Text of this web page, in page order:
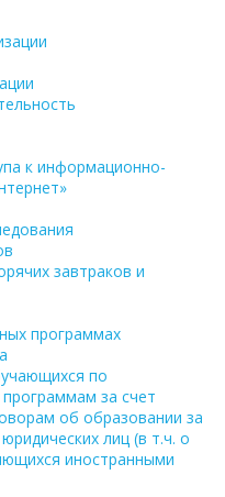
к информационно-
завтраков и
программах
по
за счет
об образовании за
лиц (в т.ч. о
иностранными